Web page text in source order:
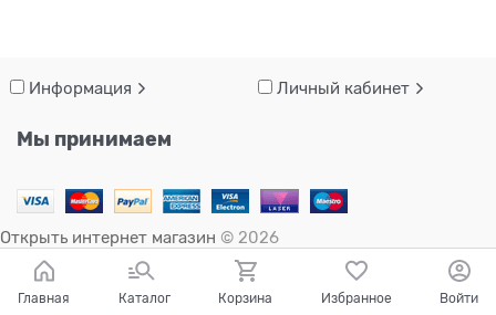
Информация Личный кабинет
Мы принимаем
Открыть интернет магазин © 2026
Главная Каталог Корзина Избранное Войти